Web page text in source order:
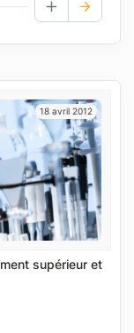
AJOUTER
18 avril 2012
supérieur et